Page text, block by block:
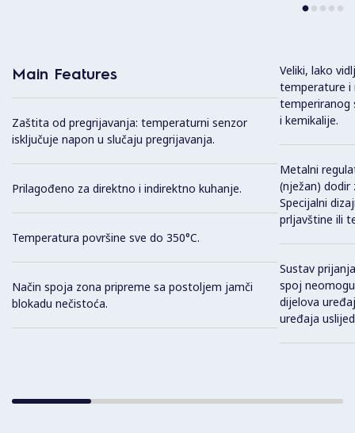
Main Features
Zaštita od pregrijavanja: temperaturni senzor
isključuje napon u slučaju pregrijavanja.
Prilagođeno za direktno i indirektno kuhanje.
Temperatura površine sve do 350°C.
Način spoja zona pripreme sa postoljem jamči
blokadu nečistoća.
Veliki, lako
temperature i
temperiranog
i kemikalije.
Metalni
(nježan) dodir
Specijalni
prljavštine ili
Sustav
spoj
dijelova
uređaja